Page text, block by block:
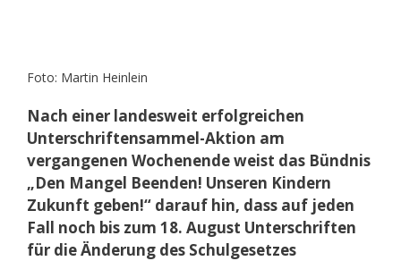
Foto: Martin Heinlein
Nach einer landesweit erfolgreichen
Unterschriftensammel-Aktion am
vergangenen Wochenende weist das Bündnis
„Den Mangel Beenden! Unseren Kindern
Zukunft geben!“ darauf hin, dass auf jeden
Fall noch bis zum 18. August Unterschriften
für die Änderung des Schulgesetzes